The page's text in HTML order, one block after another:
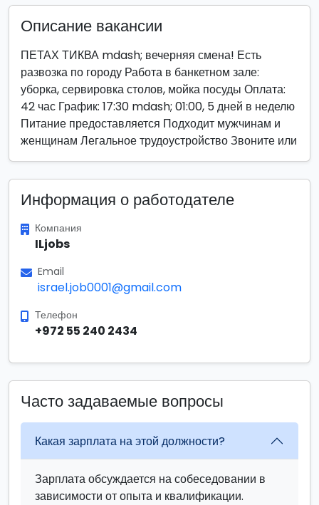
Описание вакансии
ПЕТАХ ТИКВА mdash; вечерняя смена! Есть
развозка по городу Работа в банкетном зале:
уборка, сервировка столов, мойка посуды Оплата:
42 час График: 17:30 mdash; 01:00, 5 дней в неделю
Питание предоставляется Подходит мужчинам и
женщинам Легальное трудоустройство Звоните или
Информация о работодателе
Компания
ILjobs
Email
israel.job0001@gmail.com
Телефон
+972 55 240 2434
Часто задаваемые вопросы
Какая зарплата на этой должности?
Зарплата обсуждается на собеседовании в
зависимости от опыта и квалификации.